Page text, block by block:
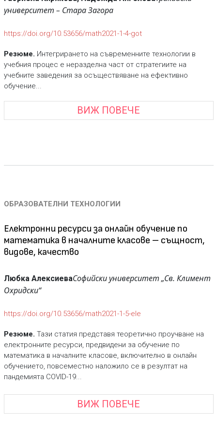
университет – Стара Загора
https://doi.org/10.53656/math2021-1-4-got
Резюме. Интегрирането на съвременните технологии в
учебния процес е неразделна част от стратегиите на
учебните заведения за осъществяване на ефективно
обучение...
ВИЖ ПОВЕЧЕ
ОБРАЗОВАТЕЛНИ ТЕХНОЛОГИИ
Електронни ресурси за онлайн обучение по
математика в началните класове – същност,
видове, качество
Любка АлексиеваСофийски университет „Св. Климент
Охридски“
https://doi.org/10.53656/math2021-1-5-ele
Резюме. Тази статия представя теоретично проучване на
електронните ресурси, предвидени за обучение по
математика в началните класове, включително в онлайн
обучението, повсеместно наложило се в резултат на
пандемията COVID-19...
ВИЖ ПОВЕЧЕ